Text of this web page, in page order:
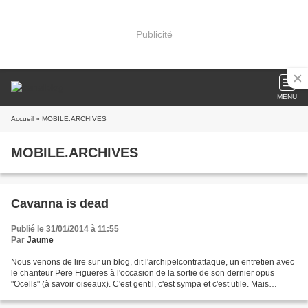
Publicité
MENU
Accueil » MOBILE.ARCHIVES
MOBILE.ARCHIVES
Cavanna is dead
Publié le 31/01/2014 à 11:55
Par Jaume
Nous venons de lire sur un blog, dit l'archipelcontrattaque, un entretien avec
le chanteur Pere Figueres à l'occasion de la sortie de son dernier opus
"Ocells" (à savoir oiseaux). C'est gentil, c'est sympa et c'est utile. Mais